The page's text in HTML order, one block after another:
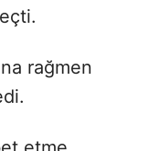
rağmen